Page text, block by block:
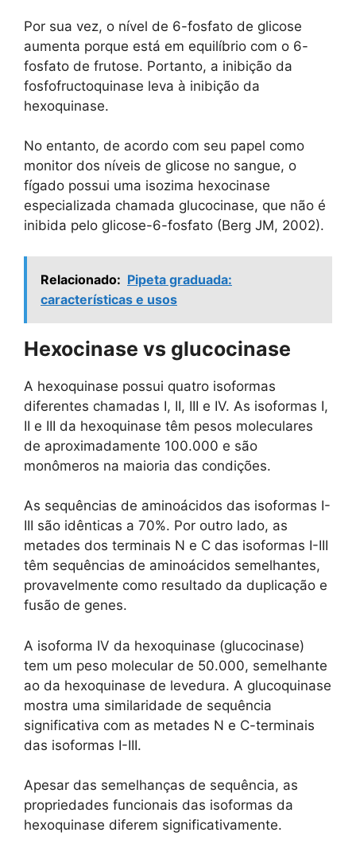
Por sua vez, o nível de 6-fosfato de glicose
aumenta porque está em equilíbrio com o 6-
fosfato de frutose. Portanto, a inibição da
fosfofructoquinase leva à inibição da
hexoquinase.
No entanto, de acordo com seu papel como
monitor dos níveis de glicose no sangue, o
fígado possui uma isozima hexocinase
especializada chamada glucocinase, que não é
inibida pelo glicose-6-fosfato (Berg JM, 2002).
Relacionado: Pipeta graduada:
características e usos
Hexocinase vs glucocinase
A hexoquinase possui quatro isoformas
diferentes chamadas I, II, III e IV. As isoformas I,
II e III da hexoquinase têm pesos moleculares
de aproximadamente 100.000 e são
monômeros na maioria das condições.
As sequências de aminoácidos das isoformas I-
III são idênticas a 70%. Por outro lado, as
metades dos terminais N e C das isoformas I-III
têm sequências de aminoácidos semelhantes,
provavelmente como resultado da duplicação e
fusão de genes.
A isoforma IV da hexoquinase (glucocinase)
tem um peso molecular de 50.000, semelhante
ao da hexoquinase de levedura. A glucoquinase
mostra uma similaridade de sequência
significativa com as metades N e C-terminais
das isoformas I-III.
Apesar das semelhanças de sequência, as
propriedades funcionais das isoformas da
hexoquinase diferem significativamente.